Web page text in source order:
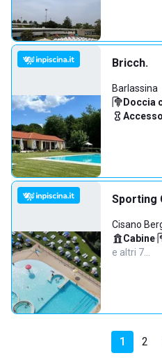
Bricch.
Barlassina
Doccia
Sporting
Cisano
Cabine·
e altri 7…
1 2